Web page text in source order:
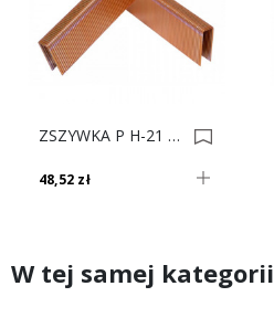
ZSZYWKA P H-21 Op. 8800 0001209
48,52 zł
W tej samej kategorii